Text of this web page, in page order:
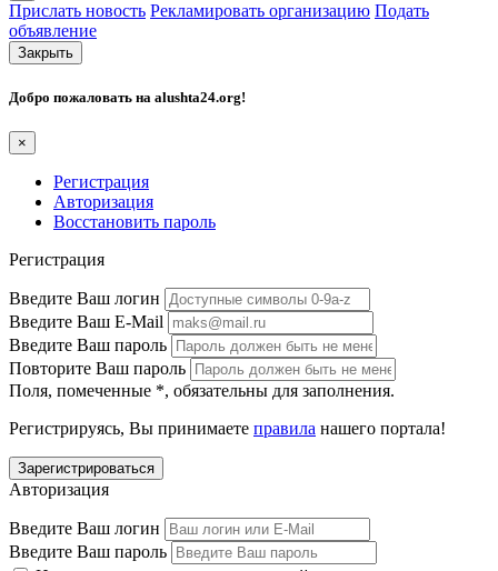
Прислать новость Рекламировать организацию Подать
объявление
Закрыть
Добро пожаловать на alushta24.org!
×
Регистрация
Авторизация
Восстановить пароль
Регистрация
Введите Ваш логин
Введите Ваш E-Mail
Введите Ваш пароль
Повторите Ваш пароль
Поля, помеченные *, обязательны для заполнения.
Регистрируясь, Вы принимаете правила нашего портала!
Авторизация
Введите Ваш логин
Введите Ваш пароль